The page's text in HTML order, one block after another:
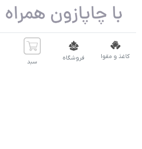
کاغذ و مقوا فروشگاه سبد